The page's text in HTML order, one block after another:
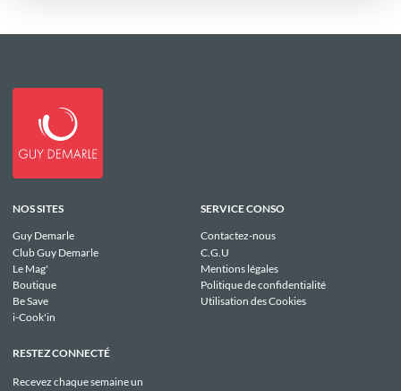
NOS SITES
Guy Demarle
Club Guy Demarle
Le Mag'
Boutique
Be Save
i-Cook'in
SERVICE CONSO
Contactez-nous
C.G.U
Mentions légales
Politique de confidentialité
Utilisation des Cookies
RESTEZ CONNECTÉ
Recevez chaque semaine un